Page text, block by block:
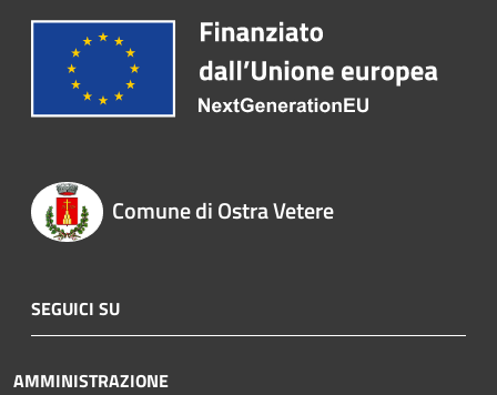
Comune di Ostra Vetere
SEGUICI SU
AMMINISTRAZIONE